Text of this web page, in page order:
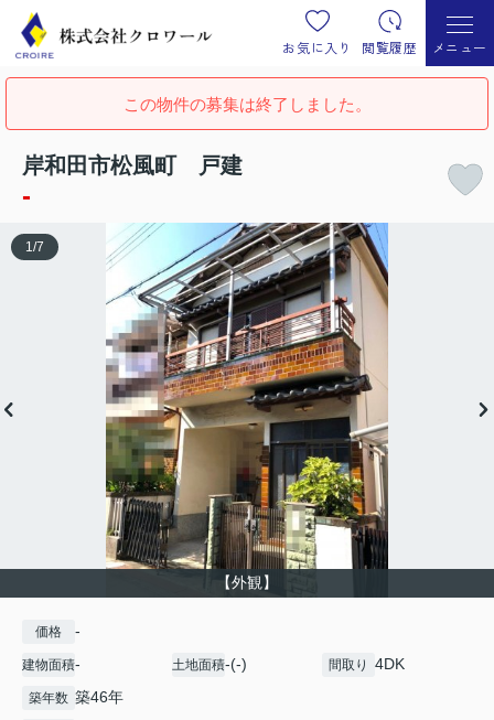
お気に入り 閲覧履歴 メニュー
この物件の募集は終了しました。
岸和田市松風町 戸建
-
【外観】
1 /7
価格 -
建物面積- 土地面積-(-) 間取り 4DK
築年数 築46年